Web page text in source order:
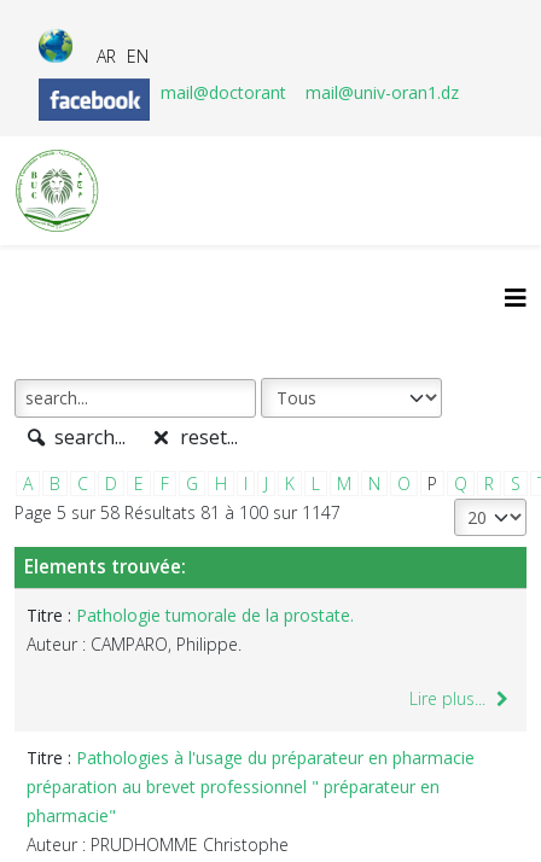
AR EN
mail@doctorant
mail@univ-oran1.dz
search... reset...
A B C D E F G H I J K L M N O P Q R S
Page 5 sur 58 Résultats 81 à 100 sur 1147
Elements trouvée:
Titre : Pathologie tumorale de la prostate.
Auteur : CAMPARO, Philippe.
Lire plus...
Titre : Pathologies à l'usage du préparateur en pharmacie
préparation au brevet professionnel " préparateur en
pharmacie"
Auteur : PRUDHOMME Christophe